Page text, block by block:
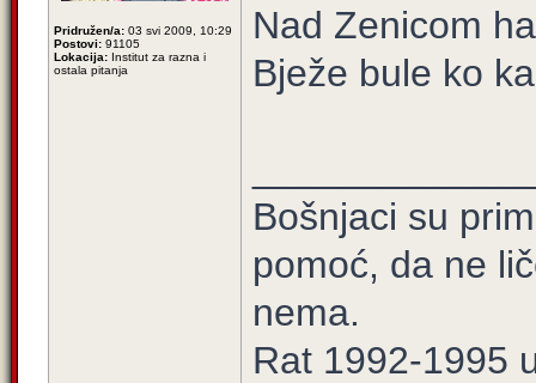
Pridružen/a: 03 svi 2009, 10:29
Postovi: 91105
Lokacija: Institut za razna i
ostala pitanja
Nad Zenicom
Bježe bule ko
Bošnjaci su
pomoć, da ne
nema.
Rat 1992-1995